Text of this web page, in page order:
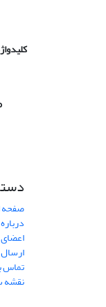
صفحه
ارسال
تماس
نقشه